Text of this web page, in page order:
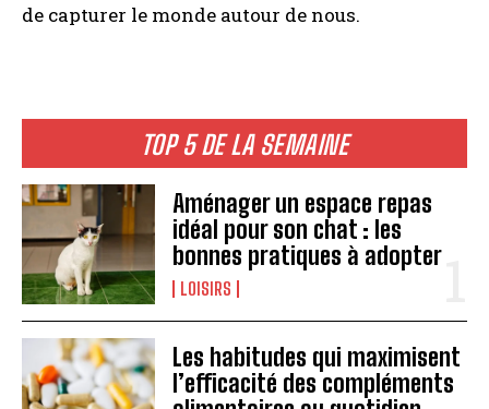
TOP 5 DE LA SEMAINE
Aménager un espace repas
idéal pour son chat : les
bonnes pratiques à adopter
LOISIRS
Les habitudes qui maximisent
l’efficacité des compléments
de capturer le monde autour de nous.